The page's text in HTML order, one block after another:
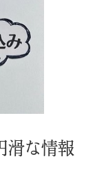
滑な情報